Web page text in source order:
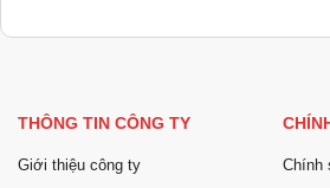
THÔNG TIN CÔNG TY
Giới thiệu công ty Chính